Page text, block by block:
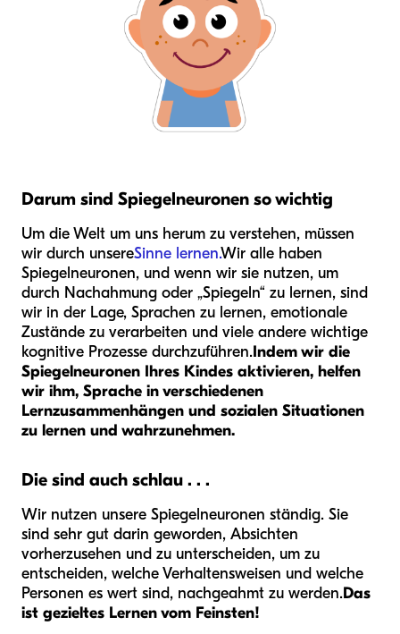
Darum sind Spiegelneuronen so wichtig
Um die Welt um uns herum zu verstehen, müssen
wir durch unsereSinne lernen.Wir alle haben
Spiegelneuronen, und wenn wir sie nutzen, um
durch Nachahmung oder „Spiegeln“ zu lernen, sind
wir in der Lage, Sprachen zu lernen, emotionale
Zustände zu verarbeiten und viele andere wichtige
kognitive Prozesse durchzuführen.Indem wir die
Spiegelneuronen Ihres Kindes aktivieren, helfen
wir ihm, Sprache in verschiedenen
Lernzusammenhängen und sozialen Situationen
zu lernen und wahrzunehmen.
Die sind auch schlau . . .
Wir nutzen unsere Spiegelneuronen ständig. Sie
sind sehr gut darin geworden, Absichten
vorherzusehen und zu unterscheiden, um zu
entscheiden, welche Verhaltensweisen und welche
Personen es wert sind, nachgeahmt zu werden.Das
ist gezieltes Lernen vom Feinsten!